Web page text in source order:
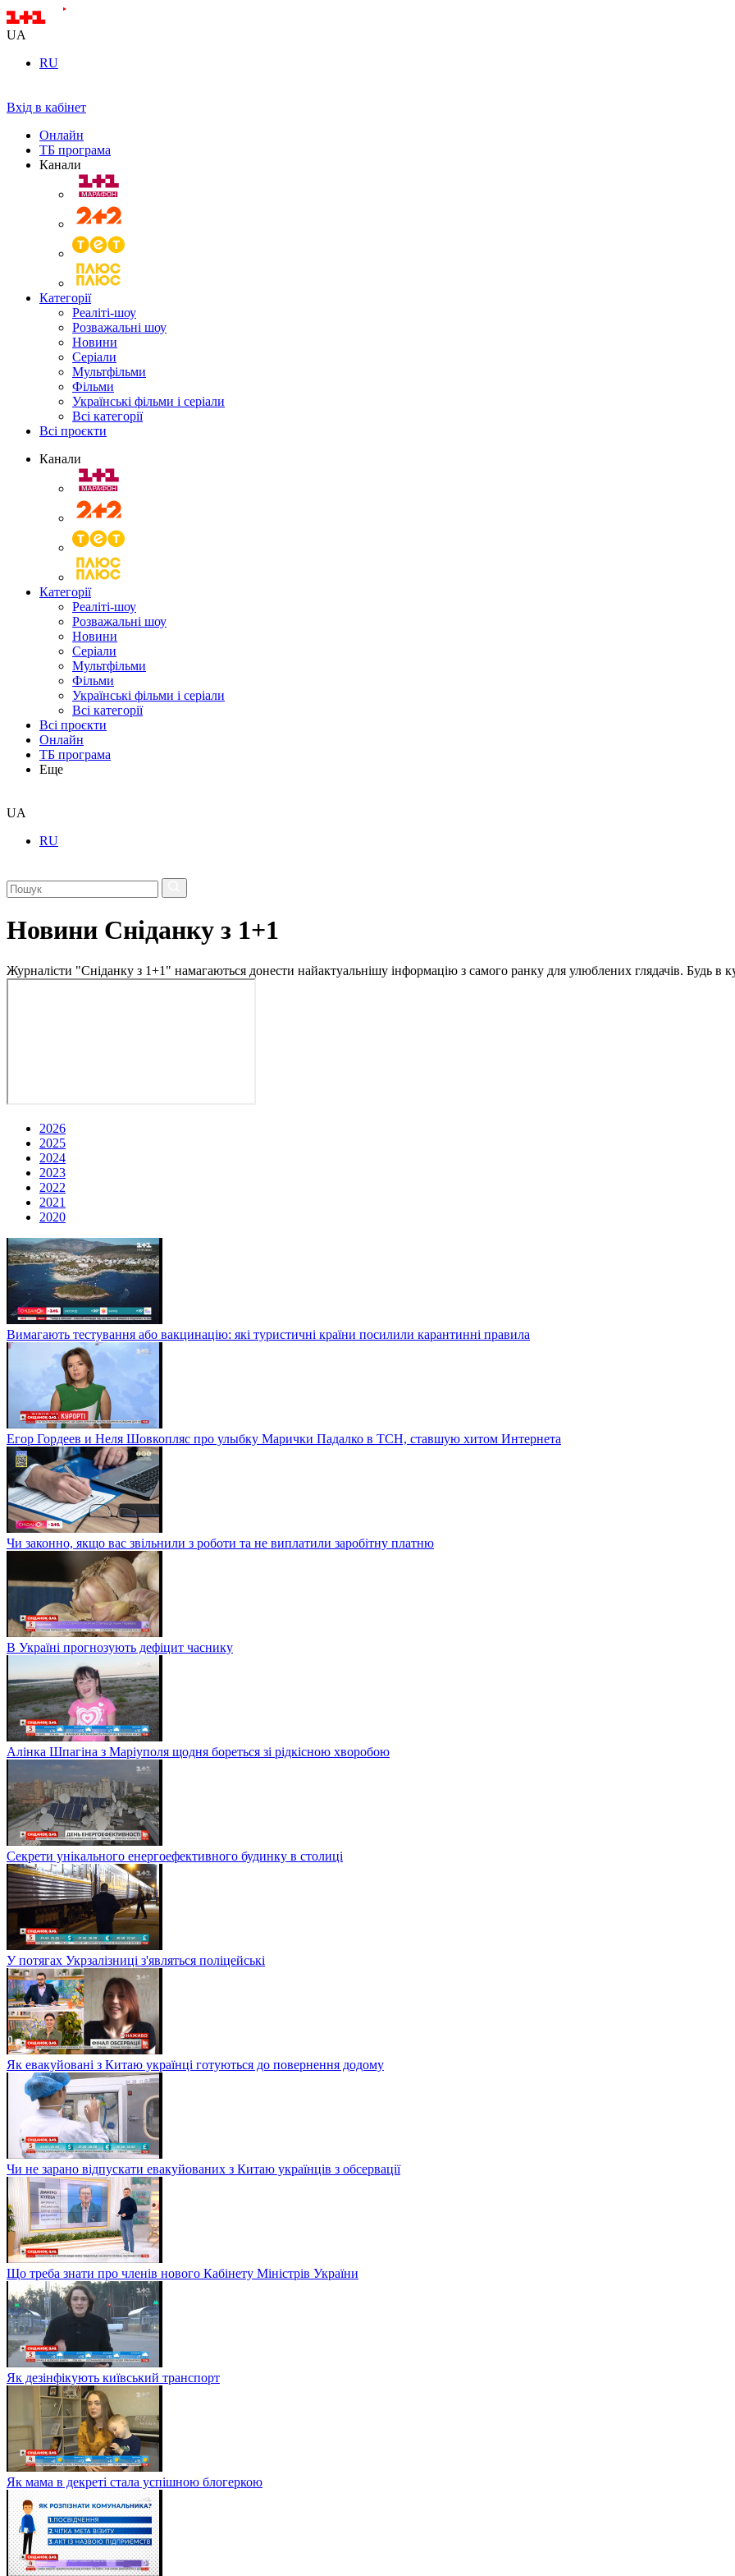
UA
RU
Вхід в кабінет
Онлайн
ТБ програма
Канали
Категорії
Реаліті-шоу
Розважальні шоу
Новини
Серіали
Мультфільми
Фільми
Українські фільми і серіали
Всі категорії
Всі проєкти
Канали
Категорії
Реаліті-шоу
Розважальні шоу
Новини
Серіали
Мультфільми
Фільми
Українські фільми і серіали
Всі категорії
Всі проєкти
Онлайн
ТБ програма
Еще
UA
RU
Новини Сніданку з 1+1
Журналісти "Сніданку з 1+1" намагаються донести найактуальнішу інформацію з самого ранку для улюблених глядачів. Будь в
2026
2025
2024
2023
2022
2021
2020
Вимагають тестування або вакцинацію: які туристичні країни посилили карантинні правила
Егор Гордеев и Неля Шовкопляс про улыбку Марички Падалко в ТСН, ставшую хитом Интернета
Чи законно, якщо вас звільнили з роботи та не виплатили заробітну платню
В Україні прогнозують дефіцит часнику
Алінка Шпагіна з Маріуполя щодня бореться зі рідкісною хворобою
Секрети унікального енергоефективного будинку в столиці
У потягах Укрзалізниці з'являться поліцейські
Як евакуйовані з Китаю українці готуються до повернення додому
Чи не зарано відпускати евакуйованих з Китаю українців з обсервації
Що треба знати про членів нового Кабінету Міністрів України
Як дезінфікують київський транспорт
Як мама в декреті стала успішною блогеркою